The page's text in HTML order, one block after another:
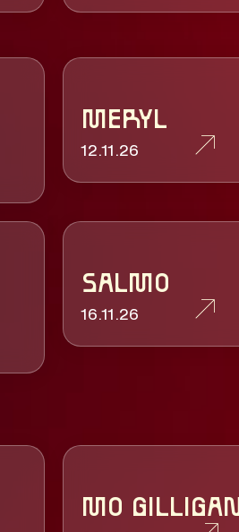
MERYL
12.11.26
SALMO
16.11.26
MO GILLIGAN